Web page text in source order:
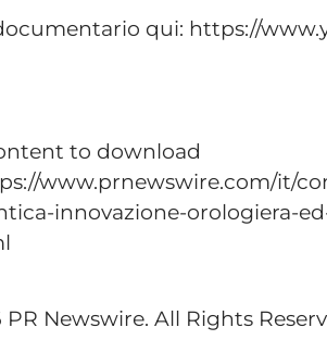
qui: https://
to download
www.prnewswire.com/it/
innovazione-orologiera-
Newswire. All Rights